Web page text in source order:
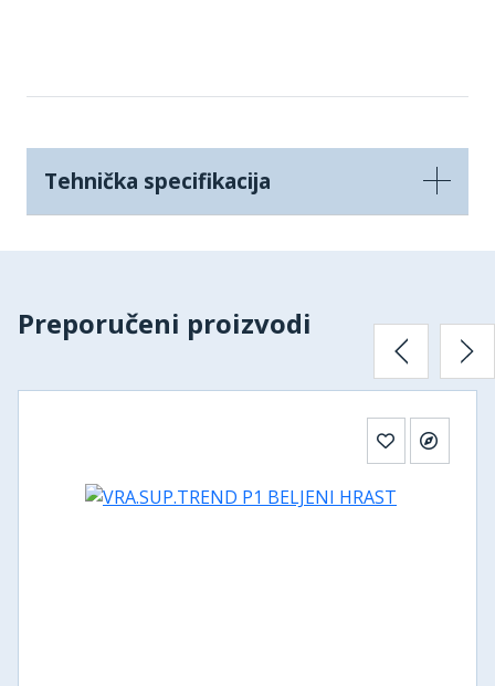
Tehnička specifikacija
Preporučeni proizvodi